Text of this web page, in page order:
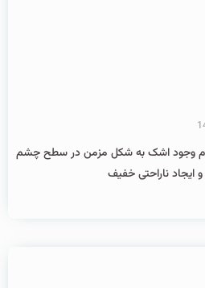
وجود اشک به شکل مزمن در سطح چشم
ناراحتی خفیف